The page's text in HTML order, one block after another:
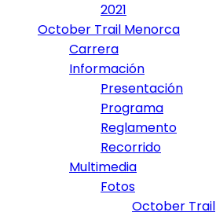
2021
October Trail Menorca
Carrera
Información
Presentación
Programa
Reglamento
Recorrido
Multimedia
Fotos
October Trail